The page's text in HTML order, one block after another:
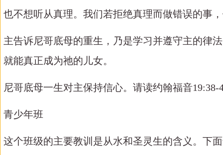
也不想听从真理。我们若拒绝真理而做错误的事
主告诉尼哥底母的重生，乃是学习并遵守主的律
就能真正成为祂的儿女。
尼哥底母一生对主保持信心。请读约翰福音19:38-
青少年班
这个班级的主要教训是从水和圣灵生的含义。下